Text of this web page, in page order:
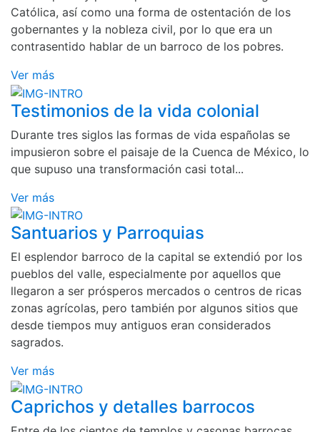
Católica, así como una forma de ostentación de los
gobernantes y la nobleza civil, por lo que era un
contrasentido hablar de un barroco de los pobres.
Ver más
Testimonios de la vida colonial
Durante tres siglos las formas de vida españolas se
impusieron sobre el paisaje de la Cuenca de México, lo
que supuso una transformación casi total...
Ver más
Santuarios y Parroquias
El esplendor barroco de la capital se extendió por los
pueblos del valle, especialmente por aquellos que
llegaron a ser prósperos mercados o centros de ricas
zonas agrícolas, pero también por algunos sitios que
desde tiempos muy antiguos eran considerados
sagrados.
Ver más
Caprichos y detalles barrocos